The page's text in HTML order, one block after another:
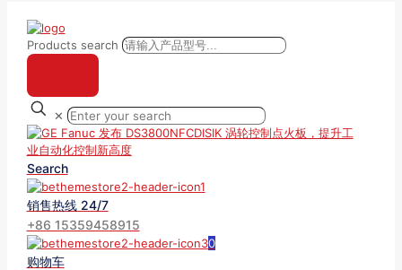
Products search
✕
Search
销售热线 24/7
+86 15359458915
0
购物车